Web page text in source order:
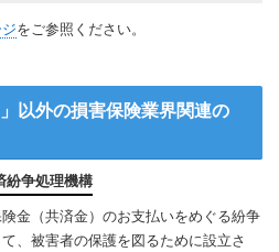
をご参照ください。
以外の損害保険業界関連の
紛争処理機構
金（共済金）のお支払いをめぐる紛争
、被害者の保護を図るために設立さ